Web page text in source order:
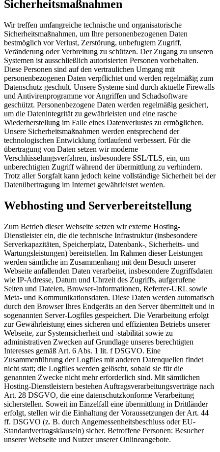
Sicherheitsmaßnahmen
Wir treffen umfangreiche technische und organisatorische
Sicherheitsmaßnahmen, um Ihre personenbezogenen Daten
bestmöglich vor Verlust, Zerstörung, unbefugtem Zugriff,
Veränderung oder Verbreitung zu schützen. Der Zugang zu unseren
Systemen ist ausschließlich autorisierten Personen vorbehalten.
Diese Personen sind auf den vertraulichen Umgang mit
personenbezogenen Daten verpflichtet und werden regelmäßig zum
Datenschutz geschult. Unsere Systeme sind durch aktuelle Firewalls
und Antivirenprogramme vor Angriffen und Schadsoftware
geschützt. Personenbezogene Daten werden regelmäßig gesichert,
um die Datenintegrität zu gewährleisten und eine rasche
Wiederherstellung im Falle eines Datenverlustes zu ermöglichen.
Unsere Sicherheitsmaßnahmen werden entsprechend der
technologischen Entwicklung fortlaufend verbessert. Für die
übertragung von Daten setzen wir moderne
Verschlüsselungsverfahren, insbesondere SSL/TLS, ein, um
unberechtigten Zugriff während der übermittlung zu verhindern.
Trotz aller Sorgfalt kann jedoch keine vollständige Sicherheit bei der
Datenübertragung im Internet gewährleistet werden.
Webhosting und Serverbereitstellung
Zum Betrieb dieser Webseite setzen wir externe Hosting-
Dienstleister ein, die die technische Infrastruktur (insbesondere
Serverkapazitäten, Speicherplatz, Datenbank-, Sicherheits- und
Wartungsleistungen) bereitstellen. Im Rahmen dieser Leistungen
werden sämtliche im Zusammenhang mit dem Besuch unserer
Webseite anfallenden Daten verarbeitet, insbesondere Zugriffsdaten
wie IP-Adresse, Datum und Uhrzeit des Zugriffs, aufgerufene
Seiten und Dateien, Browser-Informationen, Referrer-URL sowie
Meta- und Kommunikationsdaten. Diese Daten werden automatisch
durch den Browser Ihres Endgeräts an den Server übermittelt und in
sogenannten Server-Logfiles gespeichert. Die Verarbeitung erfolgt
zur Gewährleistung eines sicheren und effizienten Betriebs unserer
Webseite, zur Systemsicherheit und -stabilität sowie zu
administrativen Zwecken auf Grundlage unseres berechtigten
Interesses gemäß Art. 6 Abs. 1 lit. f DSGVO. Eine
Zusammenführung der Logfiles mit anderen Datenquellen findet
nicht statt; die Logfiles werden gelöscht, sobald sie für die
genannten Zwecke nicht mehr erforderlich sind. Mit sämtlichen
Hosting-Dienstleistern bestehen Auftragsverarbeitungsverträge nach
Art. 28 DSGVO, die eine datenschutzkonforme Verarbeitung
sicherstellen. Soweit im Einzelfall eine übermittlung in Drittländer
erfolgt, stellen wir die Einhaltung der Voraussetzungen der Art. 44
ff. DSGVO (z. B. durch Angemessenheitsbeschluss oder EU-
Standardvertragsklauseln) sicher. Betroffene Personen: Besucher
unserer Webseite und Nutzer unserer Onlineangebote.